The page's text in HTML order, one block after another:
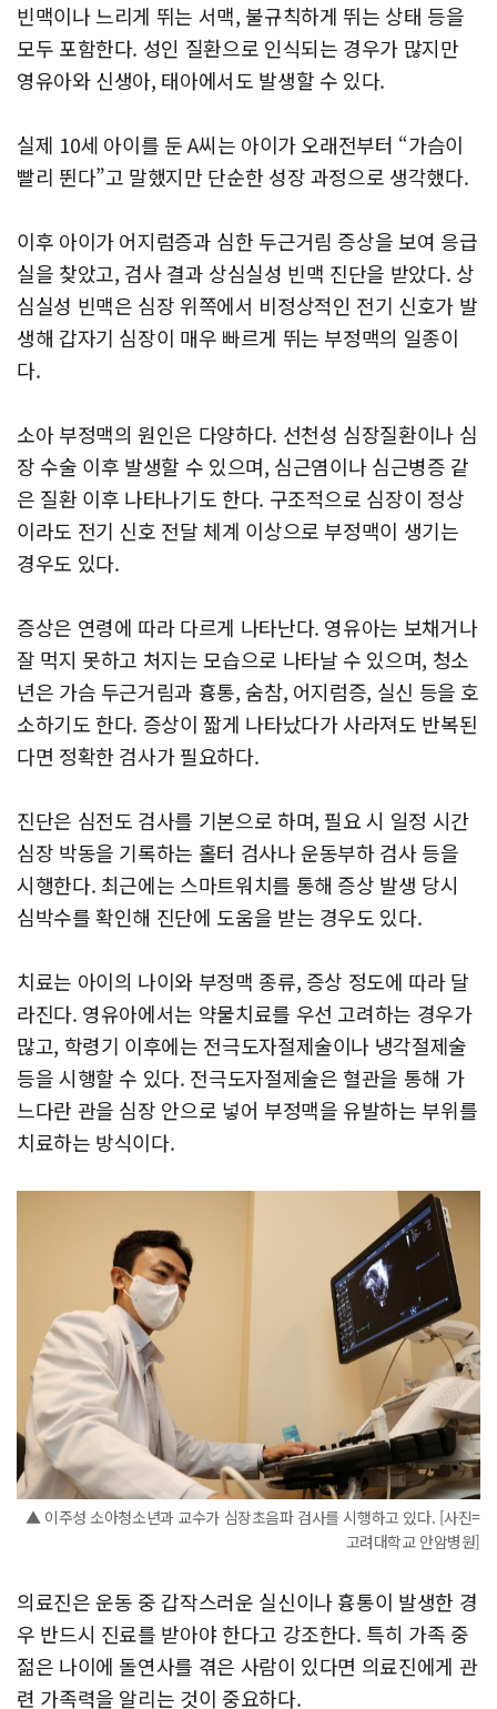
빈맥이나 느리게 뛰는 서맥, 불규칙하게 뛰는 상태 등을
모두 포함한다. 성인 질환으로 인식되는 경우가 많지만
영유아와 신생아, 태아에서도 발생할 수 있다.
실제 10세 아이를 둔 A씨는 아이가 오래전부터 “가슴이
빨리 뛴다”고 말했지만 단순한 성장 과정으로 생각했다.
이후 아이가 어지럼증과 심한 두근거림 증상을 보여 응급
실을 찾았고, 검사 결과 상심실성 빈맥 진단을 받았다. 상
심실성 빈맥은 심장 위쪽에서 비정상적인 전기 신호가 발
생해 갑자기 심장이 매우 빠르게 뛰는 부정맥의 일종이
다.
소아 부정맥의 원인은 다양하다. 선천성 심장질환이나 심
장 수술 이후 발생할 수 있으며, 심근염이나 심근병증 같
은 질환 이후 나타나기도 한다. 구조적으로 심장이 정상
이라도 전기 신호 전달 체계 이상으로 부정맥이 생기는
경우도 있다.
증상은 연령에 따라 다르게 나타난다. 영유아는 보채거나
잘 먹지 못하고 처지는 모습으로 나타날 수 있으며, 청소
년은 가슴 두근거림과 흉통, 숨참, 어지럼증, 실신 등을 호
소하기도 한다. 증상이 짧게 나타났다가 사라져도 반복된
다면 정확한 검사가 필요하다.
진단은 심전도 검사를 기본으로 하며, 필요 시 일정 시간
심장 박동을 기록하는 홀터 검사나 운동부하 검사 등을
시행한다. 최근에는 스마트워치를 통해 증상 발생 당시
심박수를 확인해 진단에 도움을 받는 경우도 있다.
치료는 아이의 나이와 부정맥 종류, 증상 정도에 따라 달
라진다. 영유아에서는 약물치료를 우선 고려하는 경우가
많고, 학령기 이후에는 전극도자절제술이나 냉각절제술
등을 시행할 수 있다. 전극도자절제술은 혈관을 통해 가
느다란 관을 심장 안으로 넣어 부정맥을 유발하는 부위를
치료하는 방식이다.
▲ 이주성 소아청소년과 교수가 심장초음파 검사를 시행하고 있다. [사진=
고려대학교 안암병원]
의료진은 운동 중 갑작스러운 실신이나 흉통이 발생한 경
우 반드시 진료를 받아야 한다고 강조한다. 특히 가족 중
젊은 나이에 돌연사를 겪은 사람이 있다면 의료진에게 관
련 가족력을 알리는 것이 중요하다.